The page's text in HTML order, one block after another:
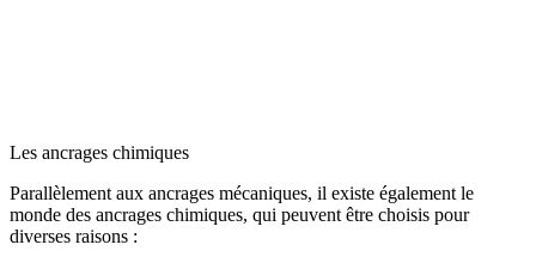
Les ancrages chimiques
Parallèlement aux ancrages mécaniques, il existe également le
monde des ancrages chimiques, qui peuvent être choisis pour
diverses raisons :